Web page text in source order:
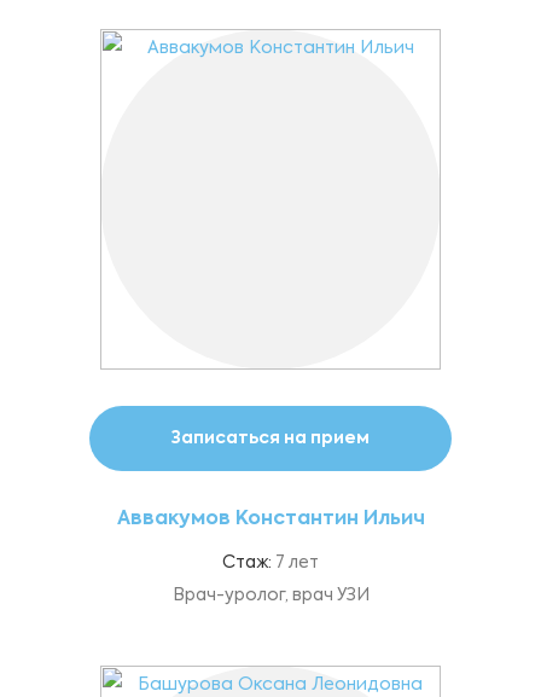
Записаться на прием
Аввакумов Константин Ильич
Стаж: 7 лет
Врач-уролог, врач УЗИ